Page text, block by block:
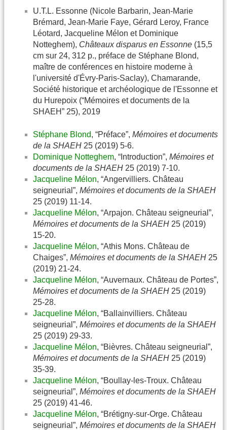
U.T.L. Essonne (Nicole Barbarin, Jean-Marie
Brémard, Jean-Marie Faye, Gérard Leroy, France
Léotard, Jacqueline Mélon et Dominique
Notteghem), Châteaux disparus en Essonne (15,5
cm sur 24, 312 p., préface de Stéphane Blond,
maître de conférences en histoire moderne à
l'université d'Évry-Paris-Saclay), Chamarande,
Société historique et archéologique de l'Essonne et
du Hurepoix (“Mémoires et documents de la
SHAEH” 25), 2019
Stéphane Blond, “Préface”, Mémoires et documents
de la SHAEH 25 (2019) 5-6.
Dominique Notteghem, “Introduction”, Mémoires et
documents de la SHAEH 25 (2019) 7-10.
Jacqueline Mélon, “Angervilliers. Château
seigneurial”, Mémoires et documents de la SHAEH
25 (2019) 11-14.
Jacqueline Mélon, “Arpajon. Château seigneurial”,
Mémoires et documents de la SHAEH 25 (2019)
15-20.
Jacqueline Mélon, “Athis Mons. Château de
Chaiges”, Mémoires et documents de la SHAEH 25
(2019) 21-24.
Jacqueline Mélon, “Auvernaux. Château de Portes”,
Mémoires et documents de la SHAEH 25 (2019)
25-28.
Jacqueline Mélon, “Ballainvilliers. Château
seigneurial”, Mémoires et documents de la SHAEH
25 (2019) 29-33.
Jacqueline Mélon, “Bièvres. Château seigneurial”,
Mémoires et documents de la SHAEH 25 (2019)
35-39.
Jacqueline Mélon, “Boullay-les-Troux. Château
seigneurial”, Mémoires et documents de la SHAEH
25 (2019) 41-46.
Jacqueline Mélon, “Brétigny-sur-Orge. Château
seigneurial”, Mémoires et documents de la SHAEH